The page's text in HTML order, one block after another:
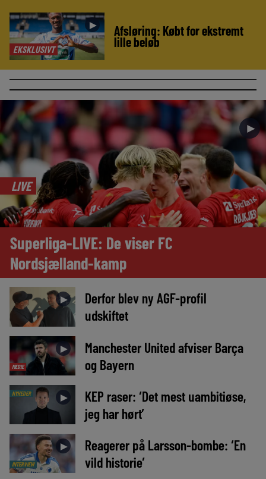
EKSKLUSIVT
► Afsløring: Købt for ekstremt
lille beløb
►
LIVE
Superliga-LIVE: De viser FC
Nordsjælland-kamp
►
Derfor blev ny AGF-profil
udskiftet
MEDIE
►
Manchester United afviser Barça
og Bayern
NYHEDER ►
KEP raser: ‘Det mest uambitiøse,
jeg har hørt’
INTERVIEW
►
Reagerer på Larsson-bombe: ‘En
vild historie’